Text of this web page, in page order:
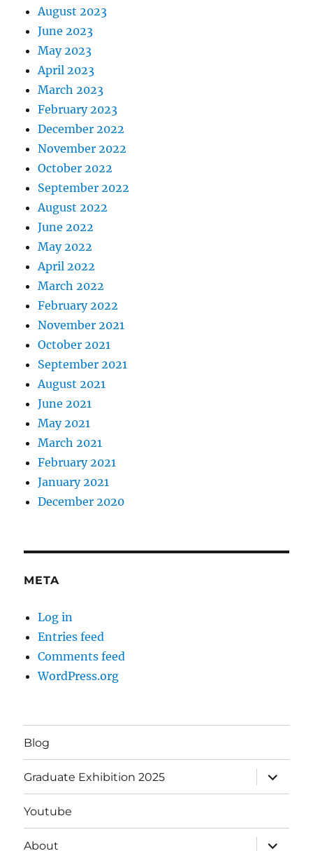
August 2023
June 2023
May 2023
April 2023
March 2023
February 2023
December 2022
November 2022
October 2022
September 2022
August 2022
June 2022
May 2022
April 2022
March 2022
February 2022
November 2021
October 2021
September 2021
August 2021
June 2021
May 2021
March 2021
February 2021
January 2021
December 2020
META
Log in
Entries feed
Comments feed
WordPress.org
Blog
Graduate Exhibition 2025
expand
child
menu
Youtube
About
expand